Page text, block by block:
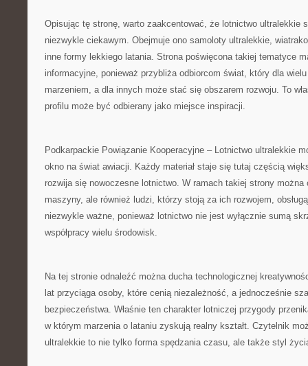
Opisując tę stronę, warto zaakcentować, że lotnictwo ultralekkie
niezwykle ciekawym. Obejmuje ono samoloty ultralekkie,
inne formy lekkiego latania. Strona poświęcona takiej tematyce
informacyjne, ponieważ przybliża odbiorcom świat, który dla
marzeniem, a dla innych może stać się obszarem rozwoju. To
profilu może być odbierany jako miejsce inspiracji.
Podkarpackie Powiązanie Kooperacyjne – Lotnictwo ultralekkie
okno na świat awiacji. Każdy materiał staje się tutaj częścią
rozwija się nowoczesne lotnictwo. W ramach takiej strony
maszyny, ale również ludzi, którzy stoją za ich rozwojem,
niezwykle ważne, ponieważ lotnictwo nie jest wyłącznie sumą
współpracy wielu środowisk.
Na tej stronie odnaleźć można ducha technologicznej
lat przyciąga osoby, które cenią niezależność, a jednocześnie
bezpieczeństwa. Właśnie ten charakter lotniczej przygody
w którym marzenia o lataniu zyskują realny kształt. Czytelnik
ultralekkie to nie tylko forma spędzania czasu, ale także styl